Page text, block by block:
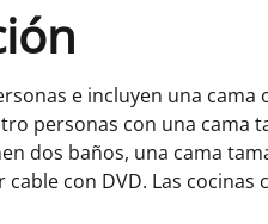
e incluyen una
personas con una cama
dos baños, una cama
con DVD. Las